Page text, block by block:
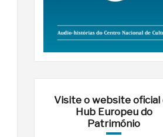
Visite o website oficial
Hub Europeu do
Património